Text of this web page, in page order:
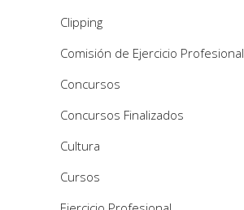
Clipping
Comisión de Ejercicio Profesional
Concursos
Concursos Finalizados
Cultura
Cursos